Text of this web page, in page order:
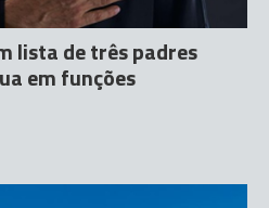
lista de três padres
em funções